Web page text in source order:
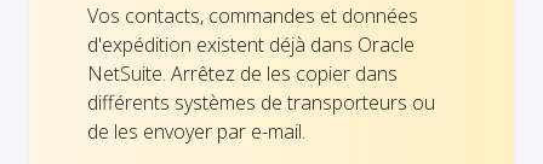
Vos contacts, commandes et données
d'expédition existent déjà dans Oracle
NetSuite. Arrêtez de les copier dans
différents systèmes de transporteurs ou
de les envoyer par e-mail.